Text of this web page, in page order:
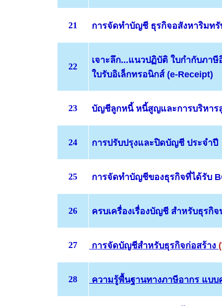
21 การจัดทำบัญชี ธุรกิจอสังหาริมท
22
เจาะลึก...แนวปฏิบัติ ใบกำกับภาษี
ใบรับอิเล็กทรอนิกส์ (e-Receipt)
23 บัญชีลูกหนี้ หนี้สูญและการบริหา
24 การปรับปรุงและปิดบัญชี ประจำปี
25 การจัดทำบัญชีของธุรกิจที่ได้รับ
26 ครบเครื่องเรื่องบัญชี สำหรับธุรกิ
27 การจัดบัญชีสำหรับธุรกิจก่อสร้าง
28 ความรู้พื้นฐานทางภาษีอากร แบบ